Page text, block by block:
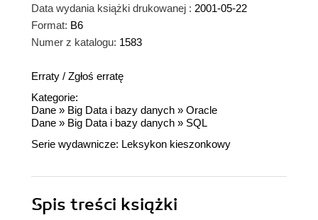
Data wydania książki drukowanej : 2001-05-22
Format: B6
Numer z katalogu: 1583
Erraty / Zgłoś erratę
Kategorie:
Dane » Big Data i bazy danych » Oracle
Dane » Big Data i bazy danych » SQL
Serie wydawnicze: Leksykon kieszonkowy
Spis treści książki